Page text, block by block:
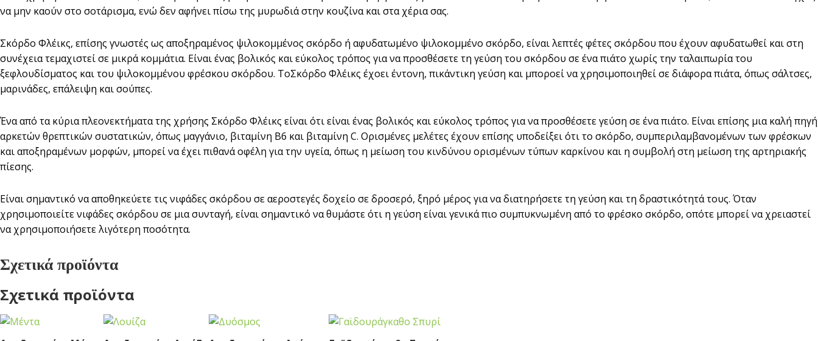
να μην καούν στο σοτάρισμα, ενώ δεν αφήνει πίσω της μυρωδιά στην κουζίνα και στα χέρια σας.
Σκόρδο Φλέικς, επίσης γνωστές ως αποξηραμένος ψιλοκομμένος σκόρδο ή αφυδατωμένο ψιλοκομμένο σκόρδο, είναι λεπτές φέτες σκόρδου που έχουν αφυδατωθεί και στη
συνέχεια τεμαχιστεί σε μικρά κομμάτια. Είναι ένας βολικός και εύκολος τρόπος για να προσθέσετε τη γεύση του σκόρδου σε ένα πιάτο χωρίς την ταλαιπωρία του
ξεφλουδίσματος και του ψιλοκομμένου φρέσκου σκόρδου. ΤοΣκόρδο Φλέικς έχοει έντονη, πικάντικη γεύση και μποροεί να χρησιμοποιηθεί σε διάφορα πιάτα, όπως σάλτσες,
μαρινάδες, επάλειψη και σούπες.
Ένα από τα κύρια πλεονεκτήματα της χρήσης Σκόρδο Φλέικς είναι ότι είναι ένας βολικός και εύκολος τρόπος για να προσθέσετε γεύση σε ένα πιάτο. Είναι επίσης μια καλή πηγή
αρκετών θρεπτικών συστατικών, όπως μαγγάνιο, βιταμίνη Β6 και βιταμίνη C. Ορισμένες μελέτες έχουν επίσης υποδείξει ότι το σκόρδο, συμπεριλαμβανομένων των φρέσκων
και αποξηραμένων μορφών, μπορεί να έχει πιθανά οφέλη για την υγεία, όπως η μείωση του κινδύνου ορισμένων τύπων καρκίνου και η συμβολή στη μείωση της αρτηριακής
πίεσης.
Είναι σημαντικό να αποθηκεύετε τις νιφάδες σκόρδου σε αεροστεγές δοχείο σε δροσερό, ξηρό μέρος για να διατηρήσετε τη γεύση και τη δραστικότητά τους. Όταν
χρησιμοποιείτε νιφάδες σκόρδου σε μια συνταγή, είναι σημαντικό να θυμάστε ότι η γεύση είναι γενικά πιο συμπυκνωμένη από το φρέσκο σκόρδο, οπότε μπορεί να χρειαστεί
να χρησιμοποιήσετε λιγότερη ποσότητα.
Σχετικά προϊόντα
Σχετικά προϊόντα